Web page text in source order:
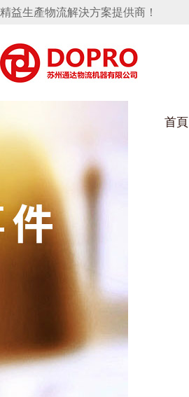
精益生產物流解決方案提供商！
首頁
好色视频APP下载架
變速箱托盤
衝壓件料架
消聲器料架
手推車
氣瓶料架
隱藏式馬桶水箱支架
汽車行業
衛浴行業